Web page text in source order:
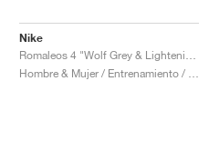
Nike